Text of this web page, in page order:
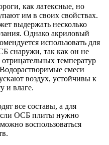
как латексные, но
им в своих свойствах.
выдержать несколько
Однако акриловый
использовать для
снаружи, так как он не
температур
смеси
воздух, устойчивы к
и влаге.
все составы, а для
ОСБ плиты нужно
воспользоваться